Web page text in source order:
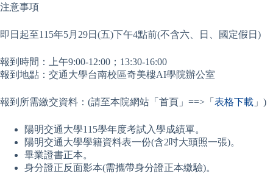
注意事項
即日起至115年5月29日(五)下午4點前(不含六、日、國定假日)
報到時間：上午9:00-12:00；13:30-16:00
報到地點：交通大學台南校區奇美樓AI學院辦公室
報到所需繳交資料：(請至本院網站「首頁」==>「 表格下載 」)
陽明交通大學115學年度考試入學成績單。
陽明交通大學學籍資料表一份(含2吋大頭照一張)。
畢業證書正本。
身分證正反面影本(需攜帶身分證正本繳驗)。